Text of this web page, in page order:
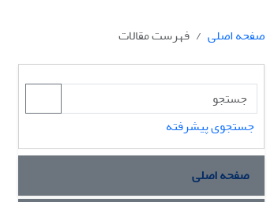
صفحه اصلی
فهرست مقالات
جستجوی پیشرفته
صفحه اصلی